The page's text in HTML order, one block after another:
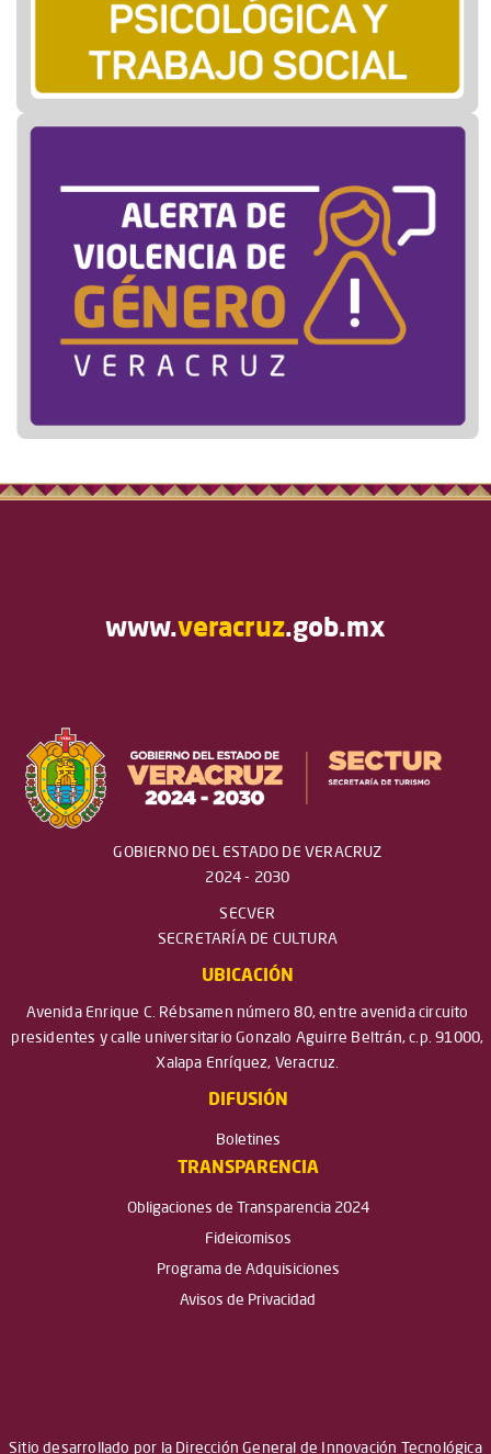
www.veracruz.gob.mx
GOBIERNO DEL ESTADO DE VERACRUZ
2024 - 2030
SECVER
SECRETARÍA DE CULTURA
UBICACIÓN
Avenida Enrique C. Rébsamen número 80, entre avenida circuito
presidentes y calle universitario Gonzalo Aguirre Beltrán, c.p. 91000,
Xalapa Enríquez, Veracruz.
DIFUSIÓN
Boletines
TRANSPARENCIA
Obligaciones de Transparencia 2024
Fideicomisos
Programa de Adquisiciones
Avisos de Privacidad
Sitio desarrollado por la Dirección General de Innovación Tecnológica